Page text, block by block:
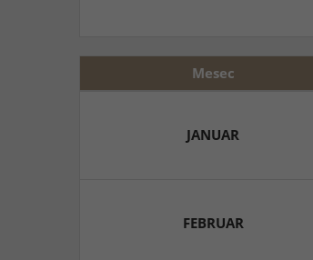
Mesec
JANUAR
FEBRUAR